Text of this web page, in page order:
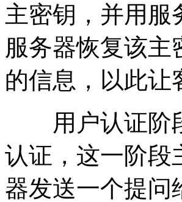
主密钥，并用服
服务器恢复该
的信息，以此让
用户认证阶段
认证，这一阶段
器发送一个提问